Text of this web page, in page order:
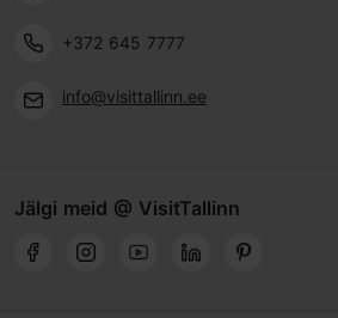
+372 645 7777
info@visittallinn.ee
Jälgi meid @ VisitTallinn